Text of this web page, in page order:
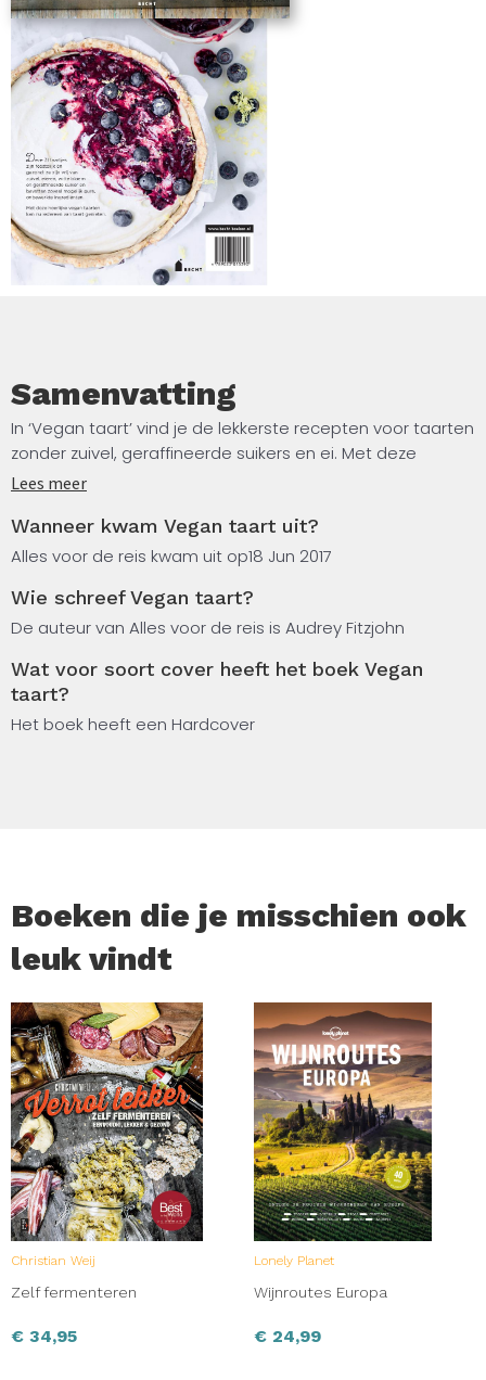
Samenvatting
In ‘Vegan taart’ vind je de lekkerste recepten voor taarten
zonder zuivel, geraffineerde suikers en ei. Met deze
recepten kan iedereen van taart genieten! Taart is
Met deze feestelijke veganistische taarten kan iedereen
geen zuivel, ze zijn ook nog eens supergezond: vrij van
witte bloem, geraffineerde suiker en bovendien rauw.
boek.
Wat dacht je bijvoorbeeld van een karameltaart met
Lees meer
Wanneer kwam Vegan taart uit?
Alles voor de reis kwam uit op18 Jun 2017
Wie schreef Vegan taart?
De auteur van Alles voor de reis is Audrey Fitzjohn
Wat voor soort cover heeft het boek Vegan
taart?
Het boek heeft een Hardcover
Boeken die je misschien ook
leuk vindt
Christian Weij
Zelf fermenteren
€ 34,95
Lonely Planet
Wijnroutes Europa
€ 24,99